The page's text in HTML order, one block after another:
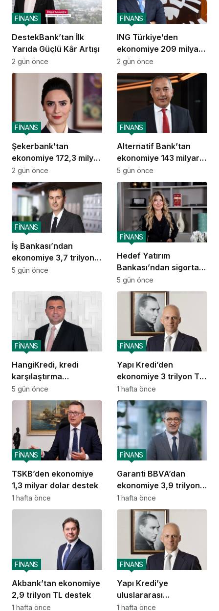
DestekBank’tan İlk
Yarıda Güçlü Kâr Artışı
FİNANS
2 gün önce
ING Türkiye’den
ekonomiye 209 milyar
TL destek
FİNANS
2 gün önce
Şekerbank’tan
ekonomiye 172,3 milyar
TL destek
FİNANS
2 gün önce
Alternatif Bank’tan
ekonomiye 143 milyar
TL destek
FİNANS
5 gün önce
İş Bankası’ndan
ekonomiye 3,7 trilyon
TL destek
FİNANS
5 gün önce
Hedef Yatırım
Bankası’ndan sigorta
ve emeklilik alanında
stratejik iş birliği
FİNANS
5 gün önce
HangiKredi, kredi
karşılaştırma
deneyimini ChatGPT’ye
taşıdı
FİNANS
5 gün önce
Yapı Kredi’den
ekonomiye 3 trilyon TL
destek
FİNANS
1 hafta önce
TSKB’den ekonomiye
1,3 milyar dolar destek
FİNANS
1 hafta önce
Garanti BBVA’dan
ekonomiye 3,9 trilyon
TL destek
FİNANS
1 hafta önce
Akbank’tan ekonomiye
2,9 trilyon TL destek
FİNANS
1 hafta önce
Yapı Kredi’ye
uluslararası
piyasalardan 414
FİNANS
1 hafta önce